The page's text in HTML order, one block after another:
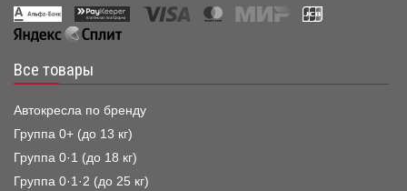
Все товары
Автокресла по бренду
Группа 0+ (до 13 кг)
Группа 0·1 (до 18 кг)
Группа 0·1·2 (до 25 кг)